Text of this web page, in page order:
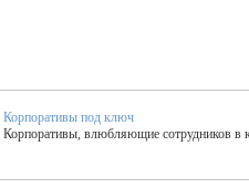
Корпоративы под ключ
Корпоративы, влюбляющие сотрудников в